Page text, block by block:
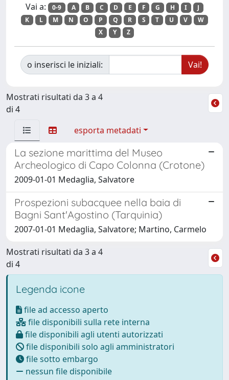
Vai a: 0-9 A B C D E F G H I
J
K
L M N O P Q R S T U V
W
X
Y Z
o inserisci le iniziali:
Mostrati risultati da 3 a 4
di 4
esporta metadati
La sezione marittima del Museo
Archeologico di Capo Colonna (Crotone)
2009-01-01 Medaglia, Salvatore
Prospezioni subacquee nella baia di
Bagni Sant'Agostino (Tarquinia)
2007-01-01 Medaglia, Salvatore; Martino, Carmelo
Mostrati risultati da 3 a 4
di 4
Legenda icone
file ad accesso aperto
file disponibili sulla rete interna
file disponibili agli utenti autorizzati
file disponibili solo agli amministratori
file sotto embargo
nessun file disponibile